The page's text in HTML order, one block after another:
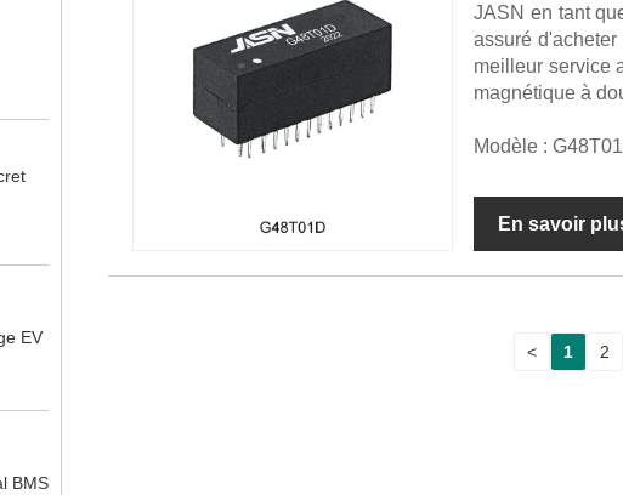
EV
BMS
JASN en tant
assuré
meilleur service
magnétique à
Modèle :
En savoir
< 1 2